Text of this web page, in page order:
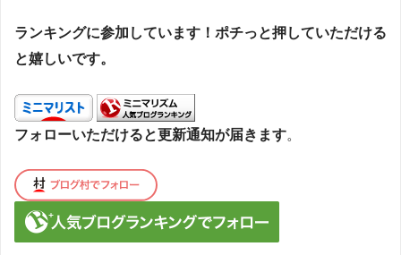
ランキングに参加しています！ポチっと押していただける
と嬉しいです。
フォローいただけると更新通知が届きます。